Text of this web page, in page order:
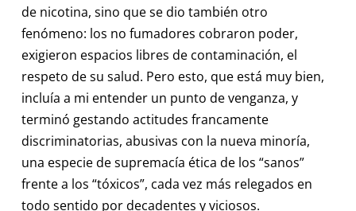
de nicotina, sino que se dio también otro
fenómeno: los no fumadores cobraron poder,
exigieron espacios libres de contaminación, el
respeto de su salud. Pero esto, que está muy bien,
incluía a mi entender un punto de venganza, y
terminó gestando actitudes francamente
discriminatorias, abusivas con la nueva minoría,
una especie de supremacía ética de los “sanos”
frente a los “tóxicos”, cada vez más relegados en
todo sentido por decadentes y viciosos.